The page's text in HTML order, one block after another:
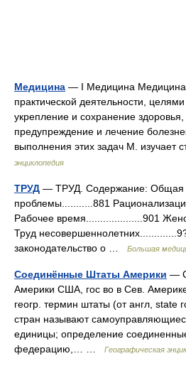
Медицина — I Медицина Медицина
практической деятельности,
укрепление и сохранение
предупреждение и лечение
выполнения этих задач М.
энциклопедия
ТРУД — ТРУД. Содержание: Общая
проблемы...........881
Рабочее время....................901
Труд
законодательство о …
Большая
Соединённые Штаты Америки —
Америки США, гос во в Сев.
геогр. термин штаты (от англ, state
стран называют
единицы; определение
федерацию,… …
Географическая